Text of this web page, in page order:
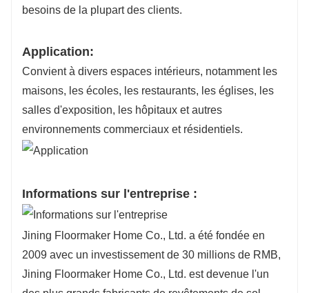
besoins de la plupart des clients.
Application:
Convient à divers espaces intérieurs, notamment les
maisons, les écoles, les restaurants, les églises, les
salles d'exposition, les hôpitaux et autres
environnements commerciaux et résidentiels.
Informations sur l'entreprise :
Jining Floormaker Home Co., Ltd. a été fondée en
2009 avec un investissement de 30 millions de RMB,
Jining Floormaker Home Co., Ltd. est devenue l'un